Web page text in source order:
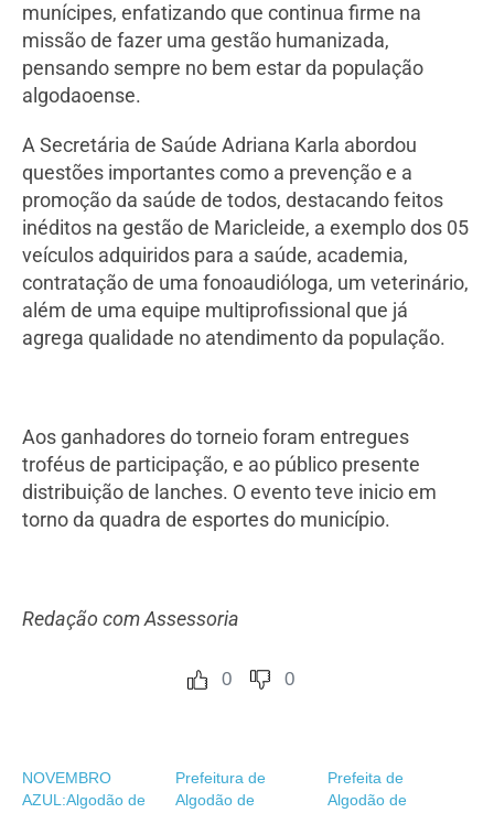
munícipes, enfatizando que continua firme na
missão de fazer uma gestão humanizada,
pensando sempre no bem estar da população
algodaoense.
A Secretária de Saúde Adriana Karla abordou
questões importantes como a prevenção e a
promoção da saúde de todos, destacando feitos
inéditos na gestão de Maricleide, a exemplo dos 05
veículos adquiridos para a saúde, academia,
contratação de uma fonoaudióloga, um veterinário,
além de uma equipe multiprofissional que já
agrega qualidade no atendimento da população.
Aos ganhadores do torneio foram entregues
troféus de participação, e ao público presente
distribuição de lanches. O evento teve inicio em
torno da quadra de esportes do município.
Redação com Assessoria
0 0
NOVEMBRO
AZUL:Algodão de
Prefeitura de
Algodão de
Prefeita de
Algodão de